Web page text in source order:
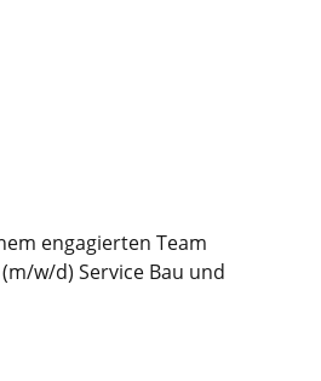
engagierten Team
w/d) Service Bau und